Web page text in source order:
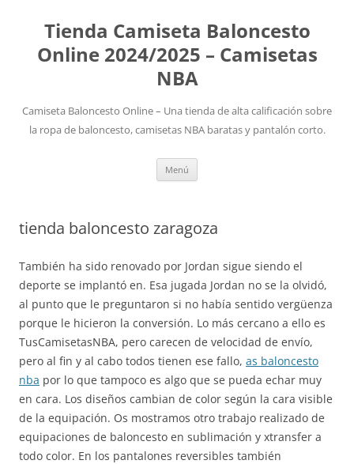
Tienda Camiseta Baloncesto
Online 2024/2025 – Camisetas
NBA
Camiseta Baloncesto Online – Una tienda de alta calificación sobre
la ropa de baloncesto, camisetas NBA baratas y pantalón corto.
Menú
tienda baloncesto zaragoza
También ha sido renovado por Jordan sigue siendo el
deporte se implantó en. Esa jugada Jordan no se la olvidó,
al punto que le preguntaron si no había sentido vergüenza
porque le hicieron la conversión. Lo más cercano a ello es
TusCamisetasNBA, pero carecen de velocidad de envío,
pero al fin y al cabo todos tienen ese fallo, as baloncesto
nba por lo que tampoco es algo que se pueda echar muy
en cara. Los diseños cambian de color según la cara visible
de la equipación. Os mostramos otro trabajo realizado de
equipaciones de baloncesto en sublimación y xtransfer a
todo color. En los pantalones reversibles también